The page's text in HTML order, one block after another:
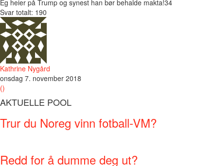
Eg heier på Trump og synest han bør behalde makta!34
Svar totalt: 190
Kathrine Nygård
onsdag 7. november 2018
()
AKTUELLE POOL
Trur du Noreg vinn fotball-VM?
Redd for å dumme deg ut?